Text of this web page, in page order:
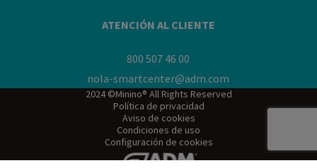
ATENCIÓN AL CLIENTE
800 507 46 00
nola-smartcenter@adm.com
2024 ©Minino® All Rights Reserved
Política de privacidad
Aviso de cookies
Condiciones de uso
Configuración de cookies